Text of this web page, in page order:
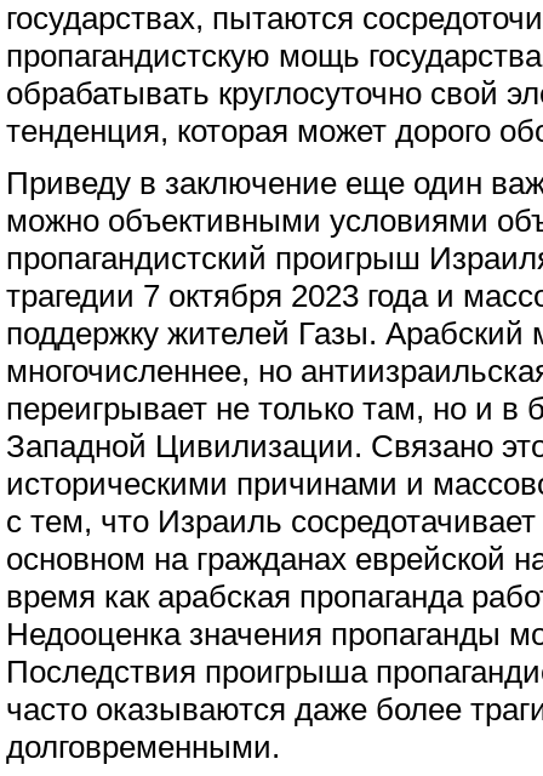
государствах, пытаются
пропагандистскую мощь
обрабатывать круглосуточно свой
тенденция, которая может дорого
Приведу в заключение еще один
можно объективными условиями
пропагандистский проигрыш
трагедии 7 октября 2023 года и
поддержку жителей Газы. Арабский
многочисленнее, но
переигрывает не только там, но и в
Западной Цивилизации. Связано
историческими причинами и
с тем, что Израиль
основном на гражданах еврейской
время как арабская пропаганда
Недооценка значения пропаганды
Последствия проигрыша
часто оказываются даже более
долговременными.